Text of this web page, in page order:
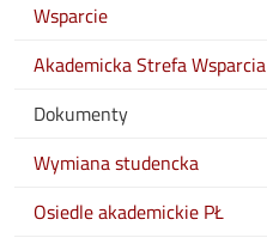
Wsparcie
Akademicka Strefa Wsparcia
Dokumenty
Wymiana studencka
Osiedle akademickie PŁ